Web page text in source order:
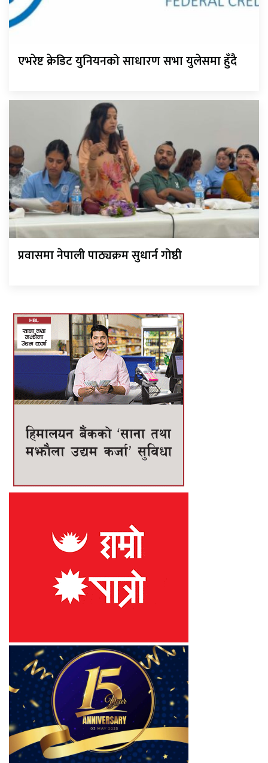
एभरेष्ट क्रेडिट युनियनको साधारण सभा युलेसमा हुँदै
प्रवासमा नेपाली पाठ्यक्रम सुधार्न गोष्ठी